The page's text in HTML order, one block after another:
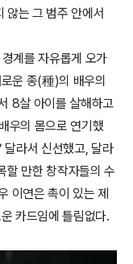
않는 그 범주 안에서
계를 자유롭게 오가
운 종(種)의 배우의
8살 아이를 살해하고
우의 몸으로 연기했
달라서 신선했고, 달라
할 만한 창작자들의 수
이연은 촉이 있는 제
카드임에 틀림없다.